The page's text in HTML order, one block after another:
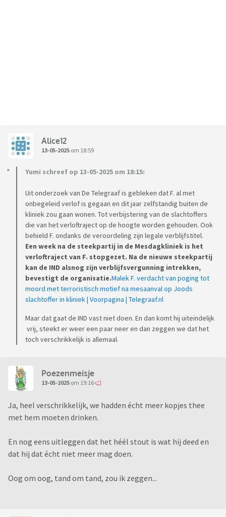
Alice12
13-05-2025 om 18:59
Yumi schreef op 13-05-2025 om 18:15:
Uit onderzoek van De Telegraaf is gebleken dat F. al met
onbegeleid verlof is gegaan en dit jaar zelfstandig buiten de
kliniek zou gaan wonen. Tot verbijstering van de slachtoffers
die van het verloftraject op de hoogte worden gehouden. Ook
behield F. ondanks de veroordeling zijn legale verblijfstitel.
Een week na de steekpartij in de Mesdagkliniek is het
verloftraject van F. stopgezet. Na de nieuwe steekpartij
kan de IND alsnog zijn verblijfsvergunning intrekken,
bevestigt de organisatie.Malek F. verdacht van poging tot
moord met terroristisch motief na mesaanval op Joods
slachtoffer in kliniek | Voorpagina | Telegraaf.nl
Maar dat gaat de IND vast niet doen. En dan komt hij uiteindelijk
vrij, steekt er weer een paar neer en dan zeggen we dat het
toch verschrikkelijk is allemaal.
Poezenmeisje
13-05-2025 om 19:16
Ja, heel verschrikkelijk, we hadden écht meer kopjes thee
met hem moeten drinken.
En nog eens uitleggen dat het héél stout is wat hij deed en
dat hij dat écht niet meer mag doen.
Oog om oog, tand om tand, zou ik zeggen...